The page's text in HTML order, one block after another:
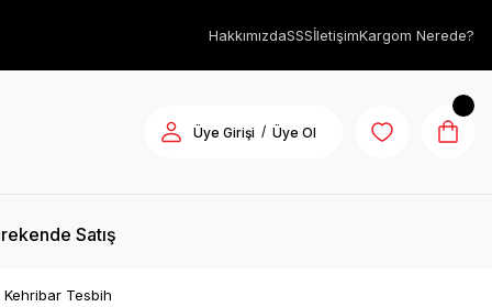
HakkımızdaSSSİletişimKargom Nerede?
Üye Girişi / Üye Ol
Satış
Kehribar Tesbih